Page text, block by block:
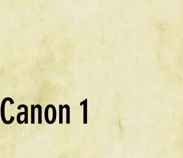
Canon 1